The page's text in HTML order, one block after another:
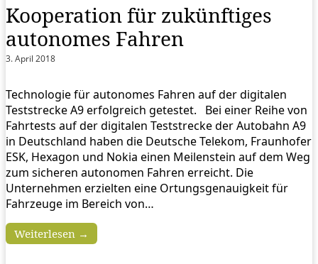
Kooperation für zukünftiges
autonomes Fahren
3. April 2018
Technologie für autonomes Fahren auf der digitalen
Teststrecke A9 erfolgreich getestet. Bei einer Reihe von
Fahrtests auf der digitalen Teststrecke der Autobahn A9
in Deutschland haben die Deutsche Telekom, Fraunhofer
ESK, Hexagon und Nokia einen Meilenstein auf dem Weg
zum sicheren autonomen Fahren erreicht. Die
Unternehmen erzielten eine Ortungsgenauigkeit für
Fahrzeuge im Bereich von…
Weiterlesen →